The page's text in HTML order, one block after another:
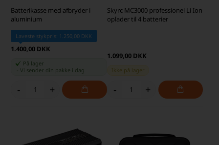
Batterikasse med afbryder i
aluminium
Laveste stykpris: 1.250,00 DKK
1.400,00 DKK
På lager
-Vi sender din pakke i dag
- +
Skyrc MC3000 professionel Li Ion
oplader til 4 batterier
1.099,00 DKK
Ikke på lager
- +